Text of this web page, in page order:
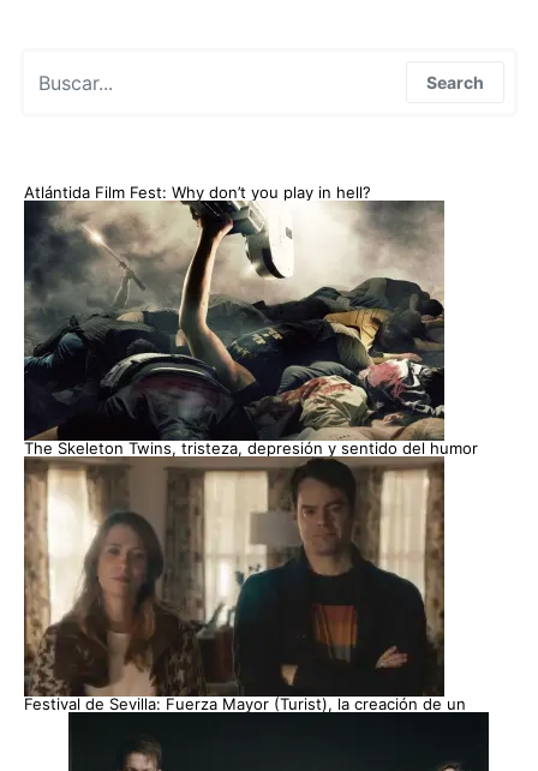
Search
Atlántida Film Fest: Why don’t you play in hell?
The Skeleton Twins, tristeza, depresión y sentido del humor
Festival de Sevilla: Fuerza Mayor (Turist), la creación de un